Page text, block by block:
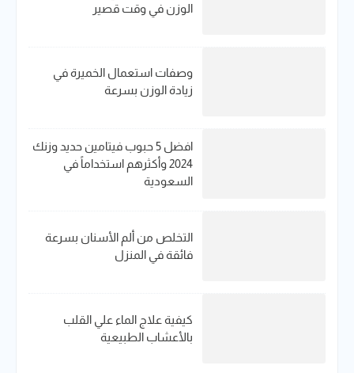
الوزن في وقت قصير
وصفات استعمال الخميرة في
زيادة الوزن بسرعة
افضل 5 حبوب فيتامين حديد​ وزنك
2024 وأكثرهم استخداماً في
السعودية
التخلص من ألم الأسنان بسرعة
فائقة في المنزل
كيفية علاج الماء علي القلب
بالأعشاب الطبيعية